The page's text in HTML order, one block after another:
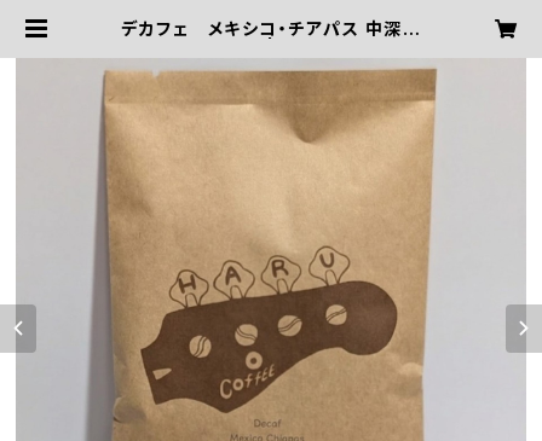
デカフェ メキシコ・チアパス 中深煎